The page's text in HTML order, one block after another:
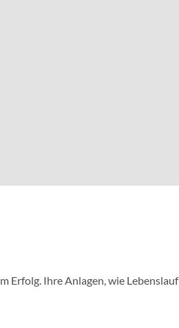
Erfolg. Ihre Anlagen, wie Lebenslauf